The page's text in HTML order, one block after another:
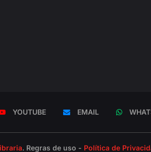
YOUTUBE EMAIL
. Regras de uso - Política de